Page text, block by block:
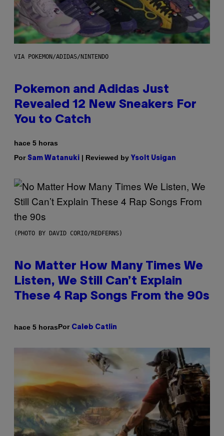
VIA POKEMON/ADIDAS/NINTENDO
Pokemon and Adidas Just
Revealed 12 New Sneakers For
You to Catch
hace 5 horas
Por Sam Watanuki | Reviewed by Ysolt Usigan
(PHOTO BY DAVID CORIO/REDFERNS)
No Matter How Many Times We
Listen, We Still Can’t Explain
These 4 Rap Songs From the 90s
hace 5 horasPor Caleb Catlin